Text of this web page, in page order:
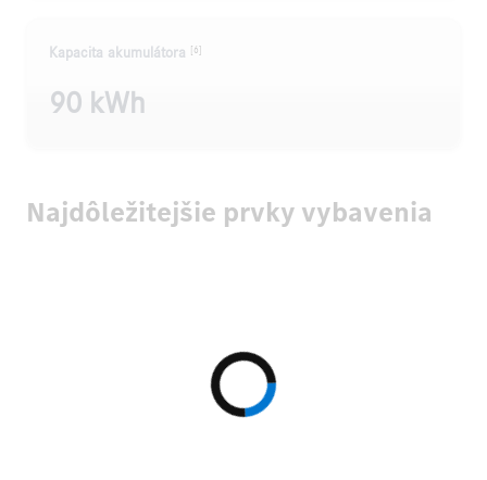
Kapacita akumulátora [6]
90 kWh
Najdôležitejšie prvky vybavenia